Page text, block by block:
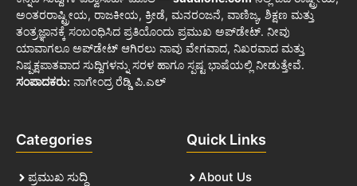
ಅಂತರರಾಷ್ಟ್ರೀಯ, ರಾಜಕೀಯ, ಕ್ರೀಡೆ, ಮನರಂಜನೆ, ವಾಣಿಜ್ಯ, ಶಿಕ್ಷಣ ಮತ್ತು
ತಂತ್ರಜ್ಞಾನಕ್ಕೆ ಸಂಬಂಧಿಸಿದ ಪ್ರತಿಯೊಂದು ಪ್ರಮುಖ ಅಪ್‌ಡೇಟ್. ನೀವು
ಯಾವಾಗಲೂ ಅಪ್‌ಡೇಟ್ ಆಗಿರಲು ನಾವು ವೇಗವಾದ, ನಿಖರವಾದ ಮತ್ತು
ನಿಷ್ಪಕ್ಷಪಾತವಾದ ಸುದ್ದಿಗಳನ್ನು ಸರಳ ಹಾಗೂ ಸ್ಪಷ್ಟ ಭಾಷೆಯಲ್ಲಿ ನೀಡುತ್ತೇವೆ.
ಸಂಪಾದಕರು: ನಾಗೇಂದ್ರ ರೆಡ್ಡಿ ಪಿ.ಎಲ್
Categories
ಪ್ರಮುಖ ಸುದ್ದಿ
Quick Links
About Us